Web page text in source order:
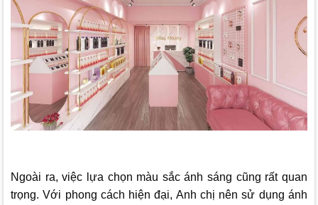
Ngoài ra, việc lựa chọn màu sắc ánh sáng cũng rất quan
trọng. Với phong cách hiện đại, Anh chị nên sử dụng ánh